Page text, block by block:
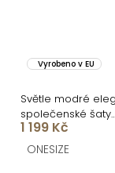
Vyrobeno v EU
Světle modré
společenské šaty
IRAKLION
1 199 Kč
ONESIZE